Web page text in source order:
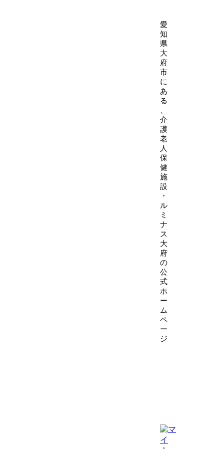
愛
知
県
大
府
市
に
あ
る
介
護
老
人
保
健
施
設
・
ル
ミ
ナ
ス
大
府
の
公
式
ホ
ー
ム
ペ
ー
ジ